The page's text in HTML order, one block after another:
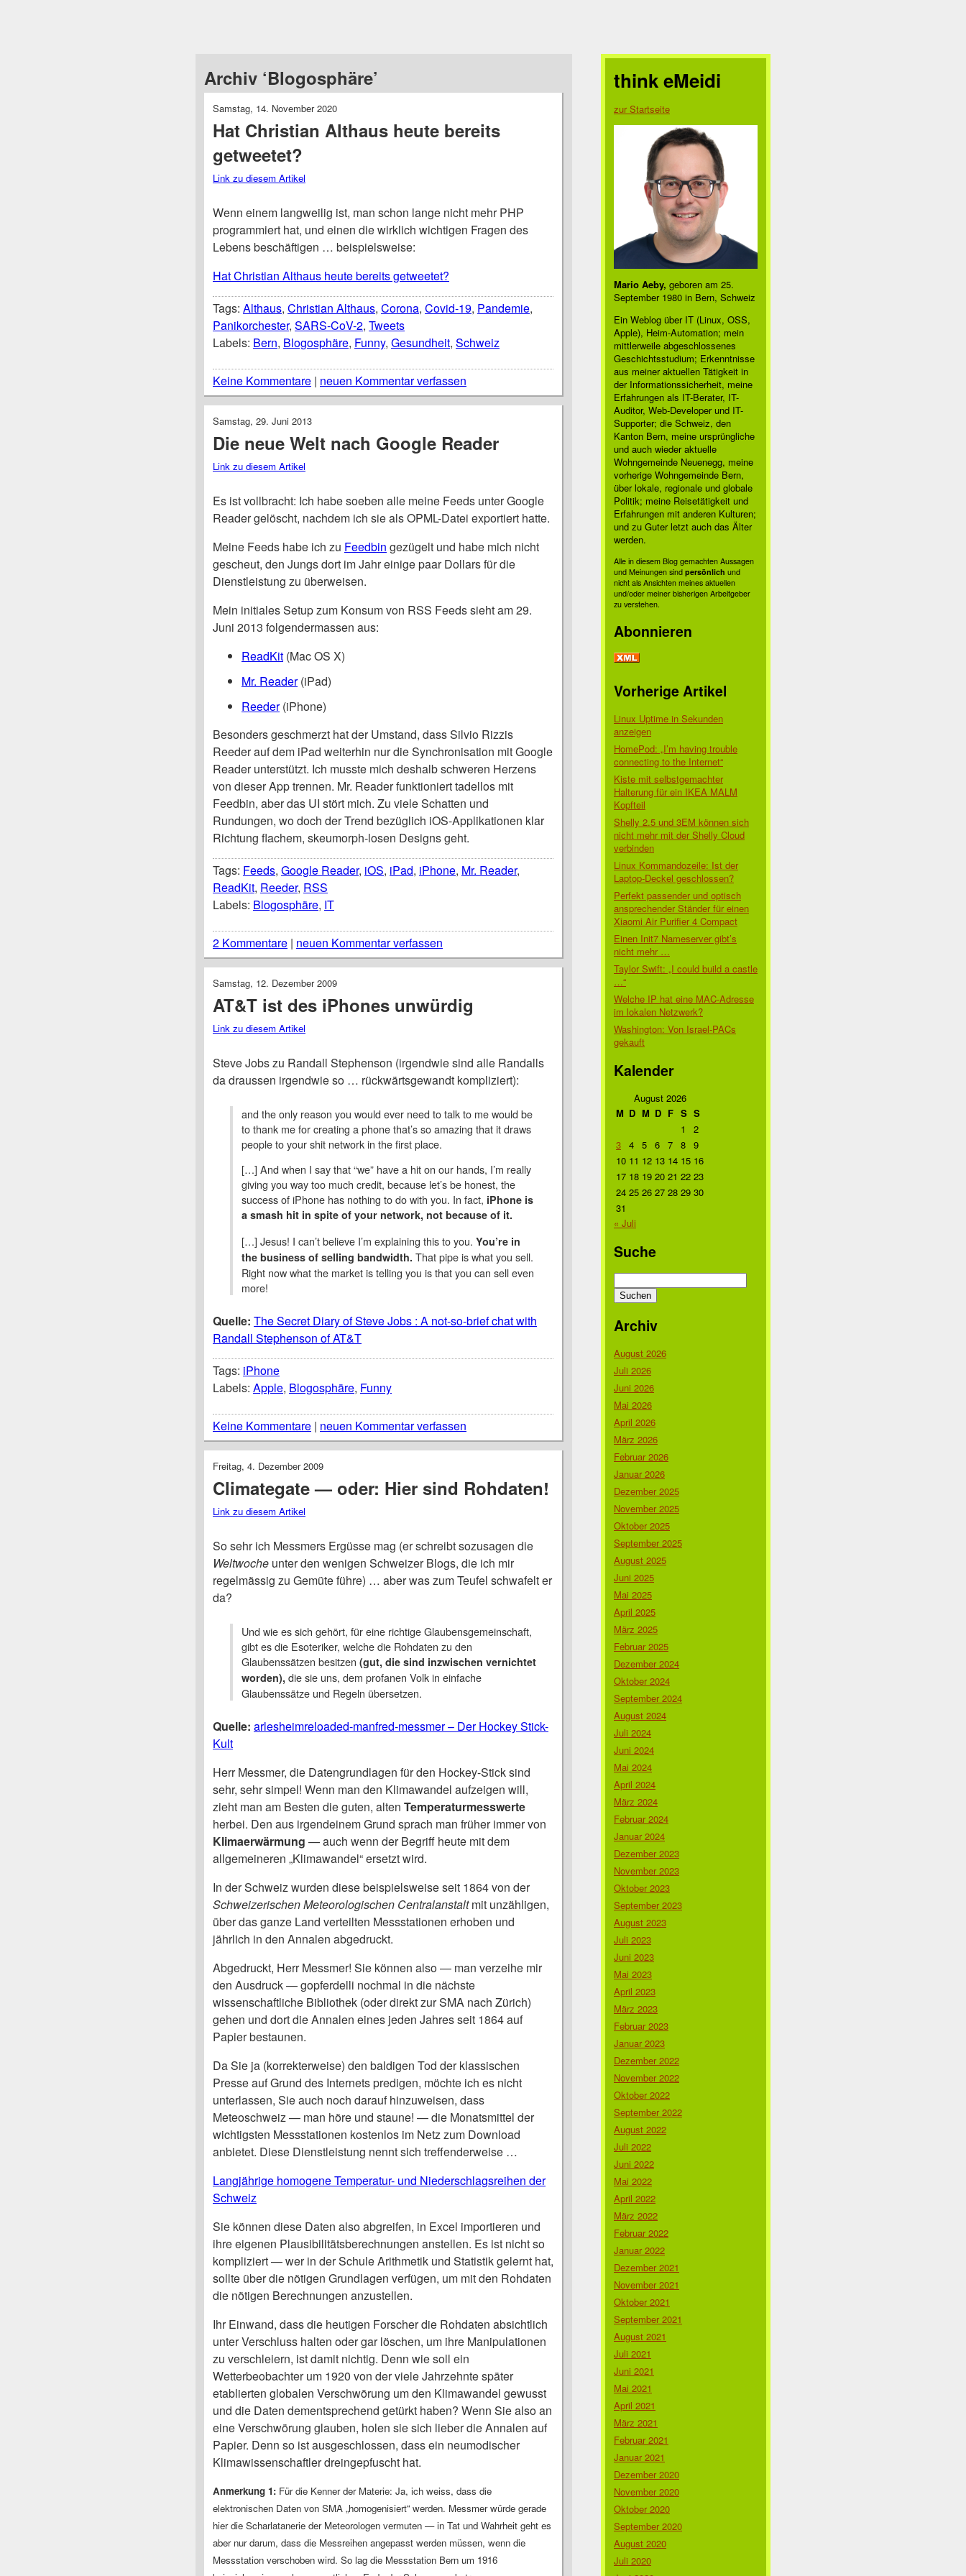
Archiv ‘Blogosphäre’
Samstag, 14. November 2020
Hat Christian Althaus heute bereits
getweetet?
Link zu diesem Artikel
Wenn einem langweilig ist, man schon lange nicht mehr PHP
programmiert hat, und einen die wirklich wichtigen Fragen des
Lebens beschäftigen … beispielsweise:
Hat Christian Althaus heute bereits getweetet?
Tags: Althaus, Christian Althaus, Corona, Covid-19, Pandemie,
Panikorchester, SARS-CoV-2, Tweets
Labels: Bern, Blogosphäre, Funny, Gesundheit, Schweiz
Keine Kommentare | neuen Kommentar verfassen
Samstag, 29. Juni 2013
Die neue Welt nach Google Reader
Link zu diesem Artikel
Es ist vollbracht: Ich habe soeben alle meine Feeds unter Google
Reader gelöscht, nachdem ich sie als OPML-Datei exportiert hatte.
Meine Feeds habe ich zu Feedbin gezügelt und habe mich nicht
gescheut, den Jungs dort im Jahr einige paar Dollars für die
Dienstleistung zu überweisen.
Mein initiales Setup zum Konsum von RSS Feeds sieht am 29.
Juni 2013 folgendermassen aus:
ReadKit (Mac OS X)
Mr. Reader(iPad)
Reeder(iPhone)
Besonders geschmerzt hat der Umstand, dass Silvio Rizzis
Reeder auf dem iPad weiterhin nur die Synchronisation mit Google
Reader unterstützt. Ich musste mich deshalb schweren Herzens
von dieser App trennen. Mr. Reader funktioniert tadellos mit
Feedbin, aber das UI stört mich. Zu viele Schatten und
Rundungen, wo doch der Trend bezüglich iOS-Applikationen klar
Richtung flachem, skeumorph-losen Designs geht.
Tags: Feeds, Google Reader, iOS, iPad, iPhone, Mr. Reader,
ReadKit, Reeder, RSS
Labels: Blogosphäre, IT
2 Kommentare | neuen Kommentar verfassen
Samstag, 12. Dezember 2009
AT&T ist des iPhones unwürdig
Link zu diesem Artikel
Steve Jobs zu Randall Stephenson (irgendwie sind alle Randalls
da draussen irgendwie so … rückwärtsgewandt kompliziert):
and the only reason you would ever need to talk to me would be
to thank me for creating a phone that’s so amazing that it draws
people to your shit network in the first place.
[…] And when I say that “we” have a hit on our hands, I’m really
giving you way too much credit, because let’s be honest, the
success of iPhone has nothing to do with you. In fact, iPhone is
a smash hit in spite of your network, not because of it.
[…] Jesus! I can’t believe I’m explaining this to you. You’re in
the business of selling bandwidth. That pipe is what you sell.
Right now what the market is telling you is that you can sell even
more!
Quelle: The Secret Diary of Steve Jobs : A not-so-brief chat with
Randall Stephenson of AT&T
Tags: iPhone
Labels: Apple, Blogosphäre, Funny
Keine Kommentare | neuen Kommentar verfassen
Freitag, 4. Dezember 2009
Climategate — oder: Hier sind Rohdaten!
Link zu diesem Artikel
So sehr ich Messmers Ergüsse mag (er schreibt sozusagen die
Weltwoche unter den wenigen Schweizer Blogs, die ich mir
regelmässig zu Gemüte führe) … aber was zum Teufel schwafelt er
da?
Und wie es sich gehört, für eine richtige Glaubensgemeinschaft,
gibt es die Esoteriker, welche die Rohdaten zu den
Glaubenssätzen besitzen (gut, die sind inzwischen vernichtet
worden), die sie uns, dem profanen Volk in einfache
Glaubenssätze und Regeln übersetzen.
Quelle: arlesheimreloaded-manfred-messmer – Der Hockey Stick-
Kult
Herr Messmer, die Datengrundlagen für den Hockey-Stick sind
sehr, sehr simpel! Wenn man den Klimawandel aufzeigen will,
zieht man am Besten die guten, alten Temperaturmesswerte
herbei. Den aus irgendeinem Grund sprach man früher immer von
Klimaerwärmung — auch wenn der Begriff heute mit dem
allgemeineren „Klimawandel“ ersetzt wird.
In der Schweiz wurden diese beispielsweise seit 1864 von der
Schweizerischen Meteorologischen Centralanstaltmit unzähligen,
über das ganze Land verteilten Messstationen erhoben und
jährlich in den Annalen abgedruckt.
Abgedruckt, Herr Messmer! Sie können also — man verzeihe mir
den Ausdruck — gopferdelli nochmal in die nächste
wissenschaftliche Bibliothek (oder direkt zur SMA nach Zürich)
gehen und dort die Annalen eines jeden Jahres seit 1864 auf
Papier bestaunen.
Da Sie ja (korrekterweise) den baldigen Tod der klassischen
Presse auf Grund des Internets predigen, möchte ich es nicht
unterlassen, Sie auch noch darauf hinzuweisen, dass
Meteoschweiz — man höre und staune! — die Monatsmittel der
wichtigsten Messstationen kostenlos im Netz zum Download
anbietet. Diese Dienstleistung nennt sich treffenderweise …
Langjährige homogene Temperatur- und Niederschlagsreihen der
Schweiz
Sie können diese Daten also abgreifen, in Excel importieren und
ihre eigenen Plausibilitätsberechnungen anstellen. Es ist nicht so
kompliziert — wer in der Schule Arithmetik und Statistik gelernt hat,
sollte über die nötigen Grundlagen verfügen, um mit den Rohdaten
die nötigen Berechnungen anzustellen.
Ihr Einwand, dass die heutigen Forscher die Rohdaten absichtlich
unter Verschluss halten oder gar löschen, um ihre Manipulationen
zu verschleiern, ist damit nichtig. Denn wie soll ein
Wetterbeobachter um 1920 von der viele Jahrzehnte später
etablierten globalen Verschwörung um den Klimawandel gewusst
und die Daten dementsprechend getürkt haben? Wenn Sie also an
eine Verschwörung glauben, holen sie sich lieber die Annalen auf
Papier. Denn so ist ausgeschlossen, dass ein neumodischer
Klimawissenschaftler dreingepfuscht hat.
Anmerkung 1: Für die Kenner der Materie: Ja, ich weiss, dass die
elektronischen Daten von SMA „homogenisiert“ werden. Messmer würde gerade
hier die Scharlatanerie der Meteorologen vermuten — in Tat und Wahrheit geht es
aber nur darum, dass die Messreihen angepasst werden müssen, wenn die
Messstation verschoben wird. So lag die Messstation Bern um 1916
think eMeidi
zur Startseite
Mario Aeby, geboren am 25.
September 1980 in Bern, Schweiz
Ein Weblog über IT (Linux, OSS,
Apple), Heim-Automation; mein
mittlerweile abgeschlossenes
Geschichtsstudium; Erkenntnisse
aus meiner aktuellen Tätigkeit in
der Informationssicherheit, meine
Erfahrungen als IT-Berater, IT-
Auditor, Web-Developer und IT-
Supporter; die Schweiz, den
Kanton Bern, meine ursprüngliche
und auch wieder aktuelle
Wohngemeinde Neuenegg, meine
vorherige Wohngemeinde Bern,
über lokale, regionale und globale
Politik; meine Reisetätigkeit und
Erfahrungen mit anderen Kulturen;
und zu Guter letzt auch das Älter
werden.
Alle in diesem Blog gemachten Aussagen
und Meinungen sind persönlich und
nicht als Ansichten meines aktuellen
und/oder meiner bisherigen Arbeitgeber
zu verstehen.
Abonnieren
Vorherige Artikel
Linux Uptime in Sekunden
anzeigen
HomePod: „I’m having trouble
connecting to the Internet“
Kiste mit selbstgemachter
Halterung für ein IKEA MALM
Kopfteil
Shelly 2.5 und 3EM können sich
nicht mehr mit der Shelly Cloud
verbinden
Linux Kommandozeile: Ist der
Laptop-Deckel geschlossen?
Perfekt passender und optisch
ansprechender Ständer für einen
Xiaomi Air Purifier 4 Compact
Einen Init7 Nameserver gibt’s
nicht mehr …
Taylor Swift: „I could build a castle
…“
Welche IP hat eine MAC-Adresse
im lokalen Netzwerk?
Washington: Von Israel-PACs
gekauft
Kalender
August 2026
M D M D F S S
1
2
3 4 5 6 7 8 9
10 11 12 13 14 15 16
17 18 19 20 21 22 23
24 25 26 27 28 29 30
31
« Juli
Suche
nach:
Archiv
August 2026
Juli 2026
Juni 2026
Mai 2026
April 2026
März 2026
Februar 2026
Januar 2026
Dezember 2025
November 2025
Oktober 2025
September 2025
August 2025
Juni 2025
Mai 2025
April 2025
März 2025
Februar 2025
Dezember 2024
Oktober 2024
September 2024
August 2024
Juli 2024
Juni 2024
Mai 2024
April 2024
März 2024
Februar 2024
Januar 2024
Dezember 2023
November 2023
Oktober 2023
September 2023
August 2023
Juli 2023
Juni 2023
Mai 2023
April 2023
März 2023
Februar 2023
Januar 2023
Dezember 2022
November 2022
Oktober 2022
September 2022
August 2022
Juli 2022
Juni 2022
Mai 2022
April 2022
März 2022
Februar 2022
Januar 2022
Dezember 2021
November 2021
Oktober 2021
September 2021
August 2021
Juli 2021
Juni 2021
Mai 2021
April 2021
März 2021
Februar 2021
Januar 2021
Dezember 2020
November 2020
Oktober 2020
September 2020
August 2020
Juli 2020